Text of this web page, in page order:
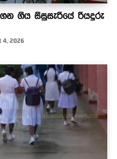
ගිය සිසුසැරියේ රියදුරු
4, 2026